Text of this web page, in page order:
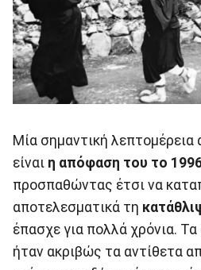
Μία σημαντική
είναι η απόφαση του το 1996
προσπαθώντας έτσι να
αποτελεσματικά τη
έπασχε για πολλά χρόνια.
ήταν ακριβώς τα αντίθετα